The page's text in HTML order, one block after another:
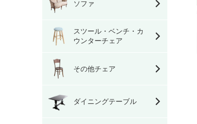
ソファ
スツール・ベンチ・カ
ウンターチェア
その他チェア
ダイニングテーブル